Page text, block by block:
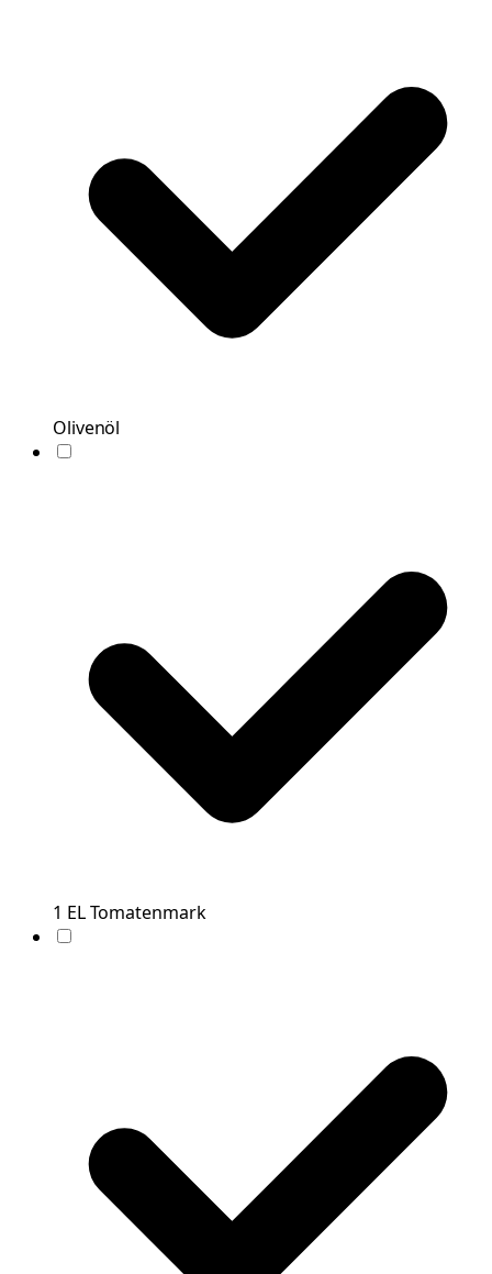
Olivenöl
1 ELTomatenmark